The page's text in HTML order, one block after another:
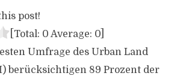
post!
[Total: 0 Average: 0]
Umfrage des Urban Land
berücksichtigen 89 Prozent der